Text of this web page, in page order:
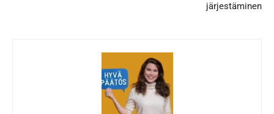
järjestäminen